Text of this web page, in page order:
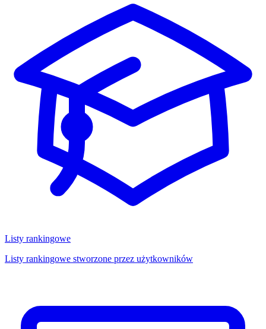
Listy rankingowe
Listy rankingowe stworzone przez użytkowników